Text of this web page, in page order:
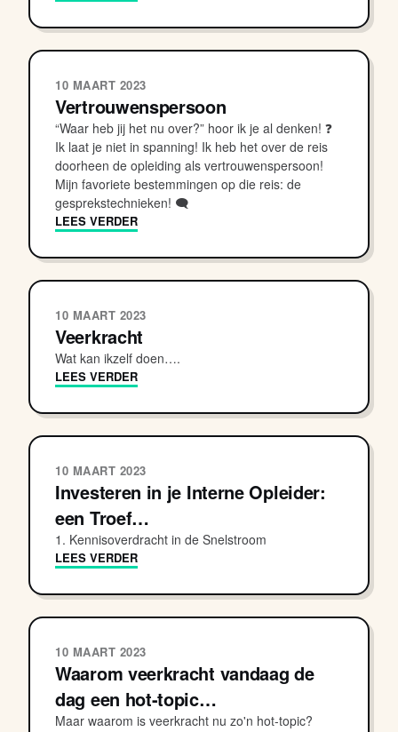
10 MAART 2023
Vertrouwenspersoon
“Waar heb jij het nu over?” hoor ik je al denken! ❓
Ik laat je niet in spanning! Ik heb het over de reis
doorheen de opleiding als vertrouwenspersoon!
Mijn favoriete bestemmingen op die reis: de
gesprekstechnieken! 🗨
LEES VERDER
10 MAART 2023
Veerkracht
Wat kan ikzelf doen….
LEES VERDER
10 MAART 2023
Investeren in je Interne Opleider:
een Troef…
1. Kennisoverdracht in de Snelstroom
LEES VERDER
10 MAART 2023
Waarom veerkracht vandaag de
dag een hot-topic…
Maar waarom is veerkracht nu zo'n hot-topic?